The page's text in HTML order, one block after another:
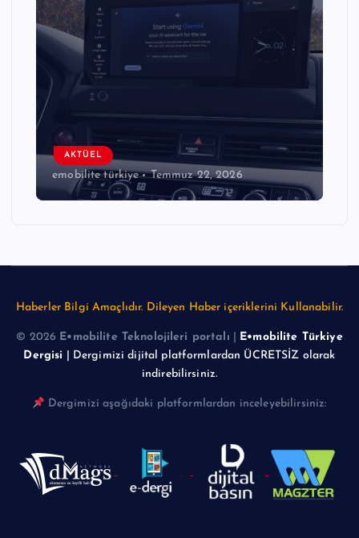
AKTÜEL
emobilite türkiye Temmuz 22, 2026
Haberler Bilgi Amaçlıdır. Dileyen Haber içeriklerini Kullanabilir.
© 2026 E•mobilite Teknolojileri portalı
E•mobilite Türkiye
Dergisi | Dergimizi dijital platformlardan ÜCRETSİZ olarak
indirebilirsiniz.
Dergimizi aşağıdaki platformlardan inceleyebilirsiniz: